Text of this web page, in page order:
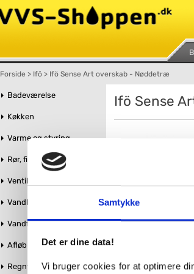
Samtykke
Det er dine data!
Vi bruger cookies for at optimere
Forside > Ifö > Ifö Sense Art overskab - Nøddetræ
Badeværelse
Køkken
Varme og styring
Rør, fittings og tilbehør
Ventiler og stophaner
Vandbehandling
Vandforsyning
Afløb og kloak
Regnvandshåndtering
Ifö Sense